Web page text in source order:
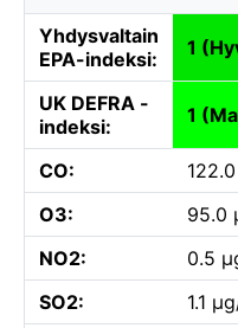
Yhdysvaltain
EPA-indeksi:
1
UK DEFRA -
indeksi:
1
CO:
O3:
95.0
NO2:
0.5
SO2:
1.1